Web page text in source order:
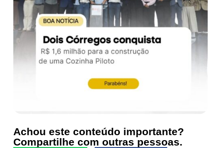
Achou este conteúdo importante?
Compartilhe com outras pessoas.